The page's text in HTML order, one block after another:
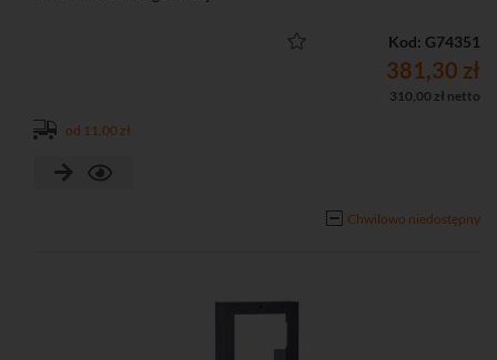
Kod: G74351
381,30 zł
310,00 zł netto
od 11,00 zł
Chwilowo niedostępny